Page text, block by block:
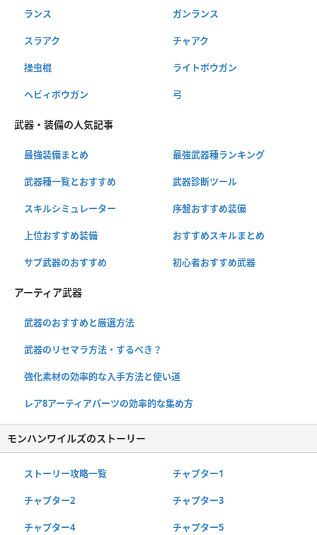
ランス ガンランス
スラアク チャアク
操虫棍 ライトボウガン
ヘビィボウガン 弓
武器・装備の人気記事
最強装備まとめ 最強武器種ランキング
武器種一覧とおすすめ 武器診断ツール
スキルシミュレーター 序盤おすすめ装備
上位おすすめ装備 おすすめスキルまとめ
サブ武器のおすすめ 初心者おすすめ武器
アーティア武器
武器のおすすめと厳選方法
武器のリセマラ方法・するべき？
強化素材の効率的な入手方法と使い道
レア8アーティアパーツの効率的な集め方
モンハンワイルズのストーリー
ストーリー攻略一覧 チャプター1
チャプター2 チャプター3
チャプター4 チャプター5